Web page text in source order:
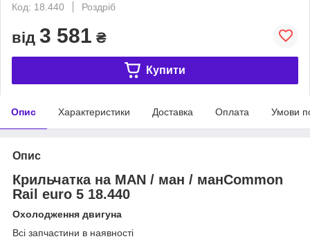
Код: 18.440
Роздріб
від 3 581 ₴
Купити
Опис Характеристики Доставка Оплата Умови
Опис
Крильчатка на MAN / ман / манCommon
Rail euro 5 18.440
Охолодження двигуна
Всі запчастини в наявності